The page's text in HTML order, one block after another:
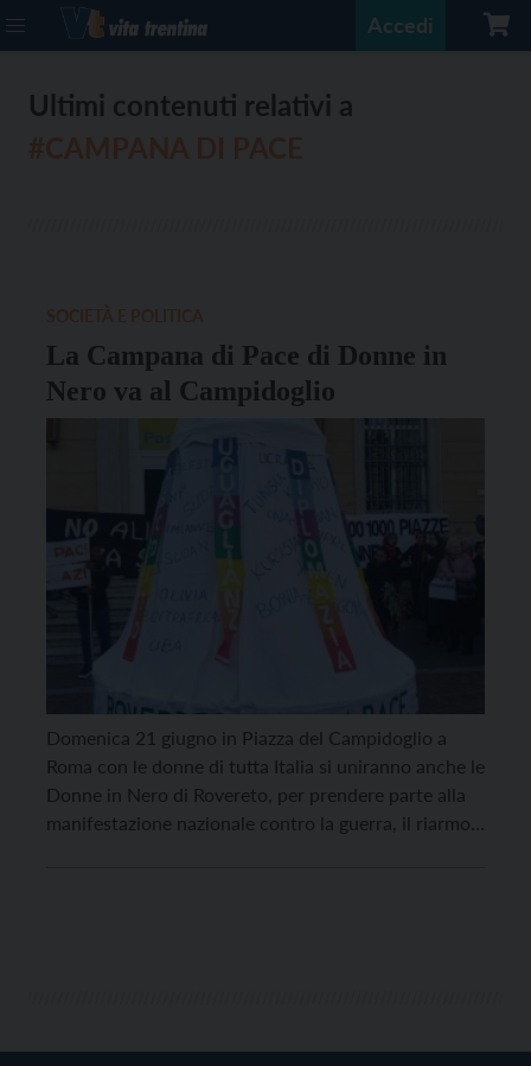
Accedi
Ultimi contenuti relativi a
La Campana di Pace di Donne in
Nero va al Campidoglio
Domenica 21 giugno in Piazza del Campidoglio a
Roma con le donne di tutta Italia si uniranno anche le
Donne in Nero di Rovereto, per prendere parte alla
manifestazione nazionale contro la guerra, il riarmo e